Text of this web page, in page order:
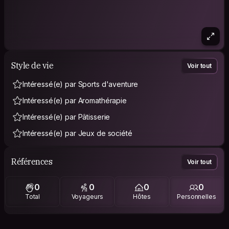
Style de vie Voir tout
Intéressé(e) par Sports d'aventure
Intéressé(e) par Aromathérapie
Intéressé(e) par Pâtisserie
Intéressé(e) par Jeux de société
Références Voir tout
0
Total
0
Voyageurs
0
Hôtes
0
Personnelles